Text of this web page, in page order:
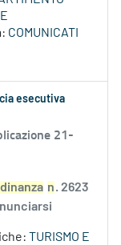
COMUNICATI
esecutiva
21-
n. 2623
TURISMO E